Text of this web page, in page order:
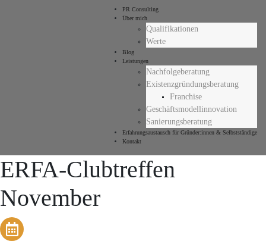
PR Consulting
Über mich
Qualifikationen
Werte
Blog
Leistungen
Nachfolgeberatung
Existenzgründungsberatung
Franchise
Geschäftsmodellinnovation
Sanierungsberatung
Erfahrungsaustausch für Gründer:innen & Selbstständige
Kontakt
ERFA-Clubtreffen
November